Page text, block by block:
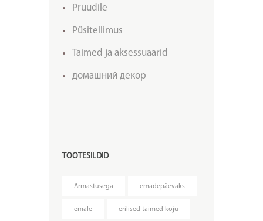
Pruudile
Püsitellimus
Taimed ja aksessuaarid
домашний декор
TOOTESILDID
Armastusega emadepäevaks
emale erilised taimed koju